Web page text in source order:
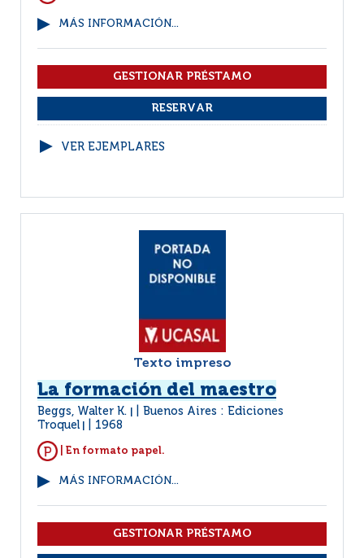
MÁS INFORMACIÓN...
VER EJEMPLARES
Texto impreso
La formación del maestro
Beggs, Walter K.
Buenos Aires : Ediciones
Troquel
1968
| En formato papel.
MÁS INFORMACIÓN...